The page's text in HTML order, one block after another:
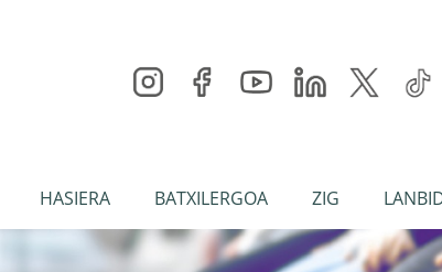
HASIERA BATXILERGOA ZIG